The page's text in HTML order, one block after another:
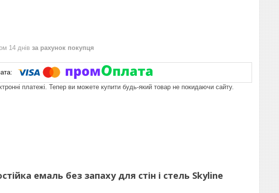
14 днів за рахунок покупця
платежі. Тепер ви можете купити будь-який товар не покидаючи сайту.
емаль без запаху для стін і стель Skyline